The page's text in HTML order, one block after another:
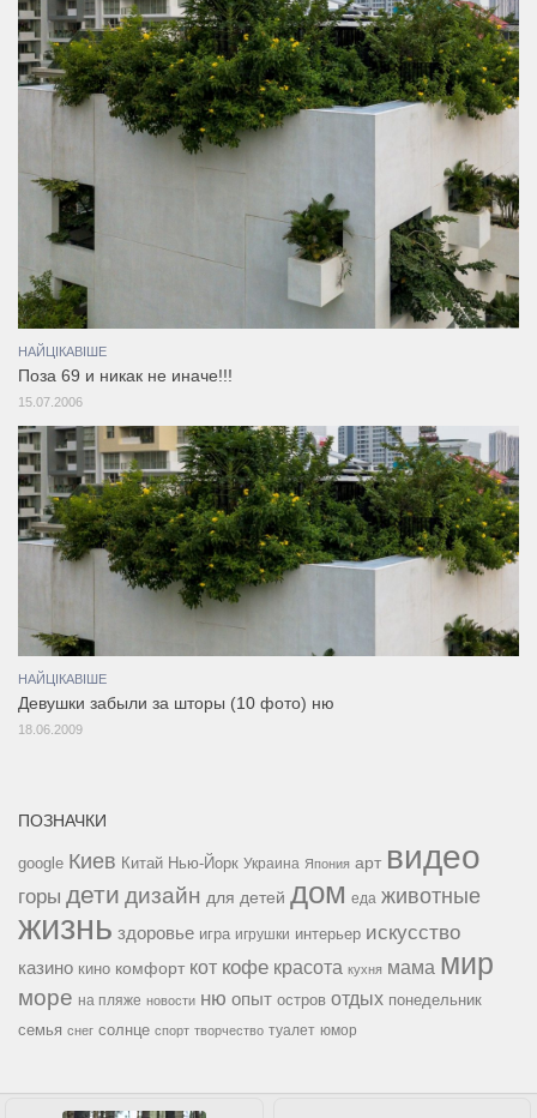
НАЙЦІКАВІШЕ
Поза 69 и никак не иначе!!!
15.07.2006
НАЙЦІКАВІШЕ
Девушки забыли за шторы (10 фото) ню
18.06.2009
ПОЗНАЧКИ
google Киев Китай Нью-Йорк Украина Япония арт видео
горы дети дизайн для детей дом еда животные
жизнь здоровье игра игрушки интерьер искусство
казино кино комфорт кот кофе красота кухня мама мир
море на пляже новости ню опыт остров отдых понедельник
семья снег солнце спорт творчество туалет юмор